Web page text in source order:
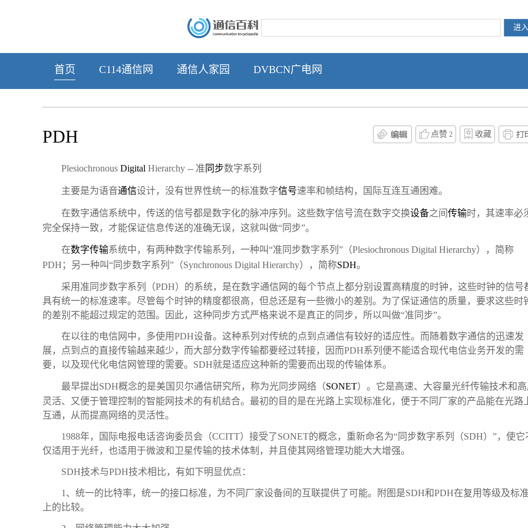
首页 C114通信网 通信人家园 DVBCN广电网
PDH 点赞 2 收藏
Plesiochronous Digital Hierarchy -- 准 同步数字系列
主要是为语音通信设计，没有世界性统一的标准数字信号速率和帧结构，国际互连互通困难。
在数字通信系统中，传送的信号都是数字化的脉冲序列。这些数字信号流在数字交换设备之间 传输时，其速率必
完全保持一致，才能保证信息传送的准确无误，这就叫做“同步”。
在数字传输系统中，有两种数字传输系列，一种叫“准同步数字系列”（Plesiochronous Digital Hierarchy），简称
PDH；另一种叫“同步数字系列”（Synchronous Digital Hierarchy），简称SDH。
采用准同步数字系列（PDH）的系统，是在数字通信网的每个节点上都分别设置高精度的时钟，这些时钟的信号
具有统一的标准速率。尽管每个时钟的精度都很高，但总还是有一些微小的差别。为了保证通信的质量，要求这些时
的差别不能超过规定的范围。因此，这种同步方式严格来说不是真正的同步，所以叫做“准同步”。
在以往的电信网中，多使用PDH设备。这种系列对传统的点到点通信有较好的适应性。而随着数字通信的迅速发
展，点到点的直接传输越来越少，而大部分数字传输都要经过转接，因而PDH系列便不能适合现代电信业务开发的需
要，以及现代化电信网管理的需要。SDH就是适应这种新的需要而出现的传输体系。
最早提出SDH概念的是美国贝尔通信研究所，称为光同步网络（SONET）。它是高速、大容量光纤传输技术和
灵活、又便于管理控制的智能网技术的有机结合。最初的目的是在光路上实现标准化，便于不同厂家的产品能在光路
互通，从而提高网络的灵活性。
1988年，国际电报电话咨询委员会（CCITT）接受了SONET的概念，重新命名为“同步数字系列（SDH）”，使它
仅适用于光纤，也适用于微波和卫星传输的技术体制，并且使其网络管理功能大大增强。
SDH技术与PDH技术相比，有如下明显优点：
1、统一的比特率，统一的接口标准，为不同厂家设备间的互联提供了可能。附图是SDH和PDH在复用等级及标准
上的比较。